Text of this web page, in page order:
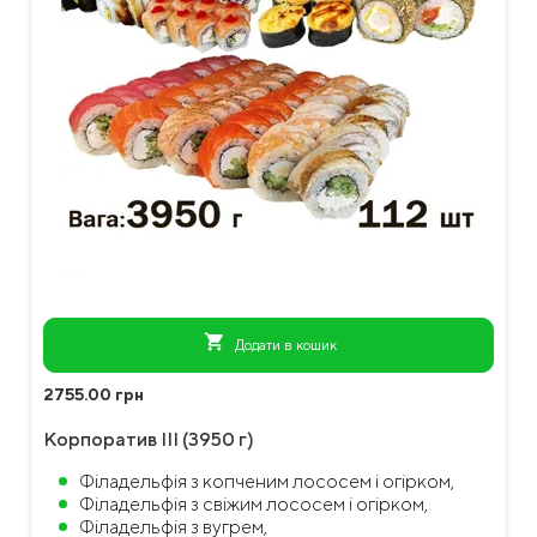
shopping_cart Додати в кошик
2755.00 грн
Корпоратив III (3950 г)
Філадельфія з копченим лососем і огірком,
Філадельфія з свіжим лососем і огірком,
Філадельфія з вугрем,